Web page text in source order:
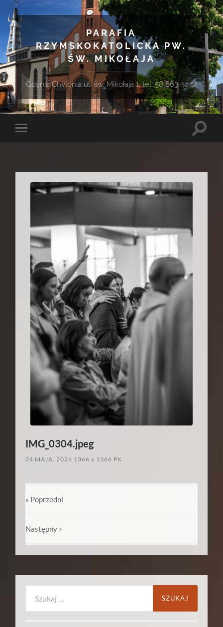
PARAFIA
RZYMSKOKATOLICKA PW.
ŚW. MIKOŁAJA
Gdynia Chylonia ul. św. Mikołaja 1, tel. 58 663 44 14
Toggle
Toggle
IMG_0304.jpeg
24 MAJA, 2026 1366x 1366 PX
« Poprzedni
Następny »